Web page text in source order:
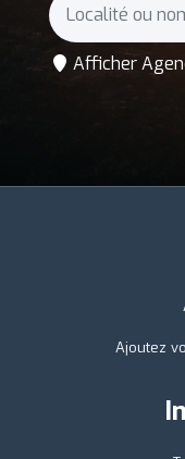
Afficher
Ajoutez